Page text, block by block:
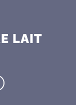
LAIT